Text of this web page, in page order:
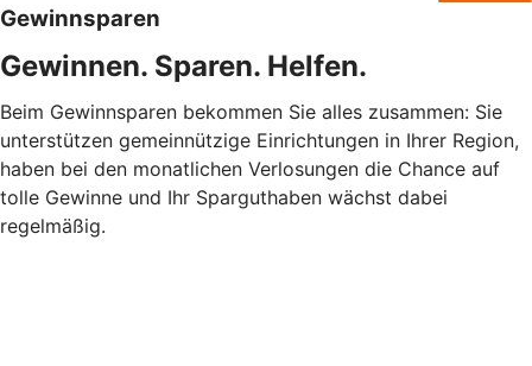
Gewinnsparen
Gewinnen. Sparen. Helfen.
Beim Gewinnsparen bekommen Sie alles zusammen: Sie
unterstützen gemeinnützige Einrichtungen in Ihrer Region,
haben bei den monatlichen Verlosungen die Chance auf
tolle Gewinne und Ihr Sparguthaben wächst dabei
regelmäßig.